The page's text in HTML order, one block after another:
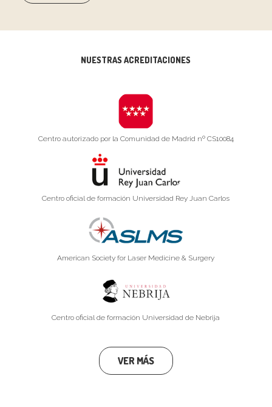
NUESTRAS ACREDITACIONES
Centro autorizado por la Comunidad de Madrid nº CS10084
Centro oficial de formación Universidad Rey Juan Carlos
American Society for Laser Medicine & Surgery
Centro oficial de formación Universidad de Nebrija
VER MÁS